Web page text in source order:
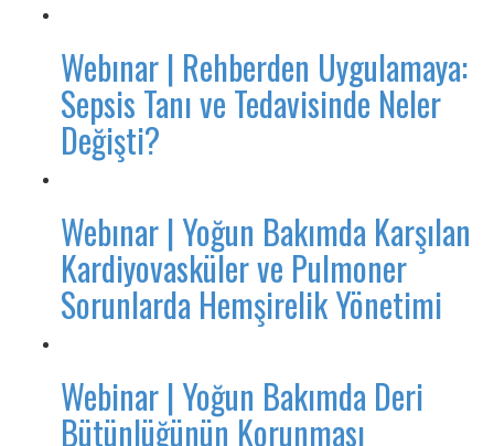
Webınar | Rehberden Uygulamaya:
Sepsis Tanı ve Tedavisinde Neler
Değişti?
Webınar | Yoğun Bakımda Karşılan
Kardiyovasküler ve Pulmoner
Sorunlarda Hemşirelik Yönetimi
Webinar | Yoğun Bakımda Deri
Bütünlüğünün Korunması